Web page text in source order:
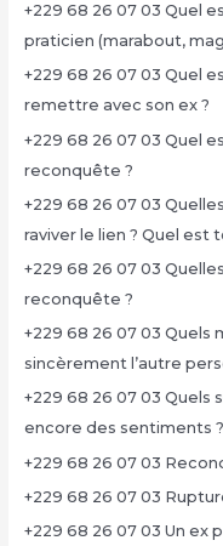
+229 68 26 07 03 Quel
praticien (marabout,
+229 68 26 07 03 Quel
remettre avec son ex ?
+229 68 26 07 03 Quel
reconquête ?
+229 68 26 07 03
raviver le lien ? Quel est
+229 68 26 07 03
reconquête ?
+229 68 26 07 03
sincèrement l’autre
+229 68 26 07 03 Quels
encore des sentiments ?
+229 68 26 07 03
+229 68 26 07 03
+229 68 26 07 03 Un ex